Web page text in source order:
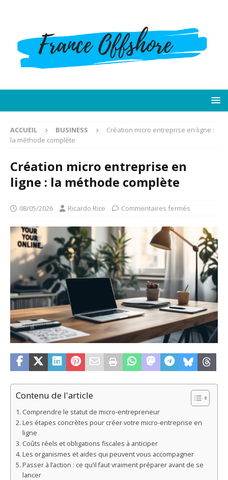
ACCUEIL BUSINESS
Création micro entreprise en ligne :
la méthode complète
Création micro entreprise en
ligne : la méthode complète
08/05/2026 Ricardo Rice Commentaires fermés
Contenu de l'article
Comprendre le statut de micro-entrepreneur
Les étapes concrètes pour créer votre micro-entreprise en
ligne
Coûts réels et obligations fiscales à anticiper
Les organismes et aides qui peuvent vous accompagner
Passer à l’action : ce qu’il faut vraiment préparer avant de se
lancer